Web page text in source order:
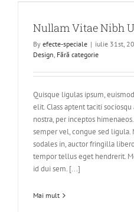
Nullam Vitae Nibh
By efecte-speciale | iulie 31st,
Design, Fără categorie
Quisque ligulas ipsum,
elit. Class aptent taciti
nostra, per inceptos
semper vel, congue sed
sodales in, auctor fringilla
tempor tellus eget hendrerit.
id dui sem. [...]
Mai mult